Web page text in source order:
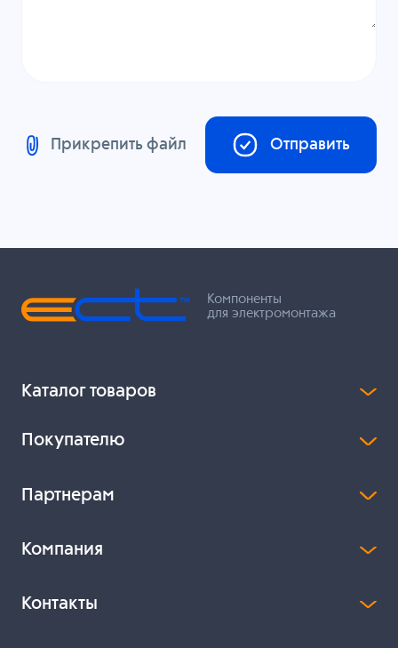
Прикрепить файл Отправить
Компоненты
для электромонтажа
Каталог товаров
Покупателю
Партнерам
Компания
Контакты